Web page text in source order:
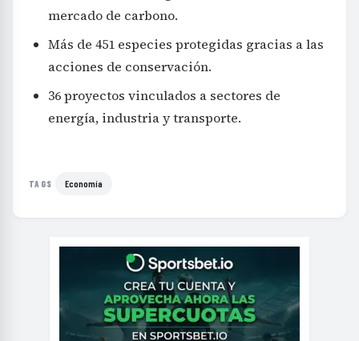
mercado de carbono.
Más de 451 especies protegidas gracias a las
acciones de conservación.
36 proyectos vinculados a sectores de
energía, industria y transporte.
TAGS Economía